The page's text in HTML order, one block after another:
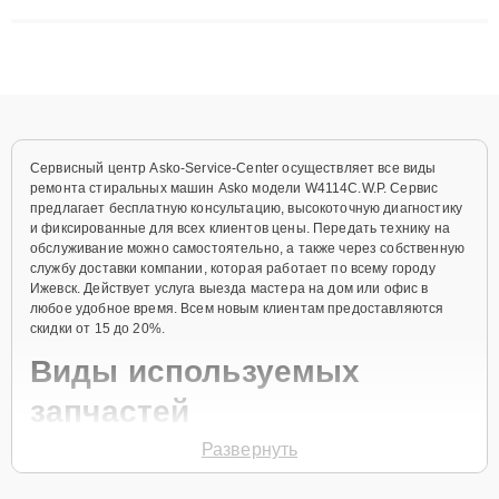
Сервисный центр Asko-Service-Center осуществляет все виды
ремонта стиральных машин Asko модели W4114C.W.P. Сервис
предлагает бесплатную консультацию, высокоточную диагностику
и фиксированные для всех клиентов цены. Передать технику на
обслуживание можно самостоятельно, а также через собственную
службу доставки компании, которая работает по всему городу
Ижевск. Действует услуга выезда мастера на дом или офис в
любое удобное время. Всем новым клиентам предоставляются
скидки от 15 до 20%.
Виды используемых
запчастей
Для ремонта стиральной машины модели W4114C.W.P
Развернуть